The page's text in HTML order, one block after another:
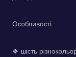
Особливості
❖ шість